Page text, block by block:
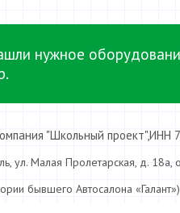
нужное
"Школьный проект",ИНН
ул. Малая Пролетарская, д. 18а,
бывшего Автосалона «Галант»)